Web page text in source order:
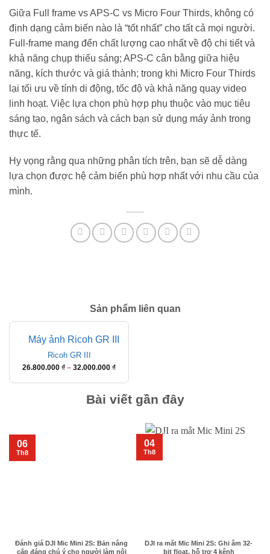
Giữa Full frame vs APS-C vs Micro Four Thirds, không có
định dạng cảm biến nào là “tốt nhất” cho tất cả mọi người.
Full-frame mang đến chất lượng cao nhất về độ chi tiết và
khả năng chụp thiếu sáng; APS-C cân bằng giữa hiệu
năng, kích thước và giá thành; trong khi Micro Four Thirds
lại tối ưu về tính di động, tốc độ và khả năng quay video
linh hoạt. Việc lựa chọn phù hợp phụ thuộc vào mục tiêu
sáng tạo, ngân sách và cách bạn sử dụng máy ảnh trong
thực tế.
Hy vọng rằng qua những phân tích trên, bạn sẽ dễ dàng
lựa chọn được hệ cảm biến phù hợp nhất với nhu cầu của
mình.
Sản phẩm liên quan
Ricoh GR III
26.800.000 ₫ – 32.000.000 ₫Khoảng
26.800.000 ₫
32.000.000 ₫
Bài viết gần đây
Đánh giá DJI Mic Mini 2S: Bản nâng
cấp đáng chú ý cho người làm nội
06
Th8
DJI ra mắt Mic Mini 2S: Ghi âm 32-
bit float, hỗ trợ 4 kênh
04
Th8